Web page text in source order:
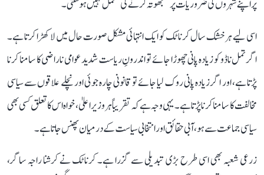
پر اپنے شہروں کی ضروریات پر سمجھوتہ کرنے کی متحمل نہیں ہو سکتی۔
اسی لیے ہر خشک سال کرناٹک کو ایک انتہائی مشکل صورت حال میں لا کھڑا کرتا ہے۔
اگر تمل ناڈو کو زیادہ پانی چھوڑا جائے تو اندرونِ ریاست شدید عوامی ناراضی کا سامنا کرنا
پڑتا ہے، اور اگر زیادہ پانی روک لیا جائے تو قانونی چارہ جوئی اور نچلے علاقوں سے سیاسی
مخالفت کا سامنا کرنا پڑتا ہے۔ یہی وجہ ہے کہ تقریباً ہر وزیر اعلیٰ، خواہ اس کا تعلق کسی بھی
سیاسی جماعت سے ہو، آبی حقائق اور انتخابی سیاست کے درمیان پھنس جاتا ہے۔
زرعی شعبہ بھی اسی طرح بڑی تبدیلی سے گزرا ہے۔ کرناٹک نے کرشنا راجہ ساگر،